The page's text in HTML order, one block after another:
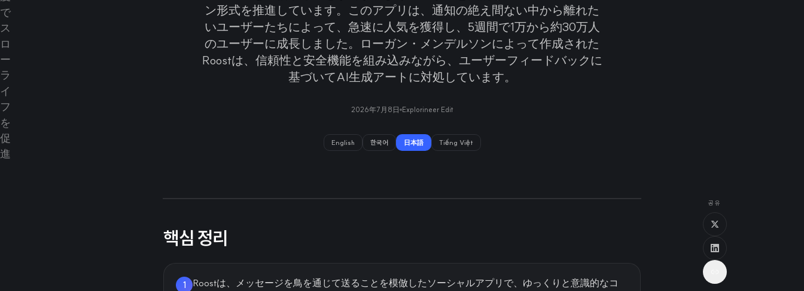
ン形式を推進しています。このアプリは、通知の絶え間ない中から離れた
いユーザーたちによって、急速に人気を獲得し、5週間で1万から約30万人
のユーザーに成長しました。ローガン・メンデルソンによって作成された
Roostは、信頼性と安全機能を組み込みながら、ユーザーフィードバックに
基づいてAI生成アートに対処しています。
2026年7月8日 Explorineer Edit
English 한국어 日本語 Tiếng Việt
핵심 정리
1
Roostは、メッセージを鳥を通じて送ることを模倣したソーシャルアプリで、ゆっくりと意識的なコ
공유